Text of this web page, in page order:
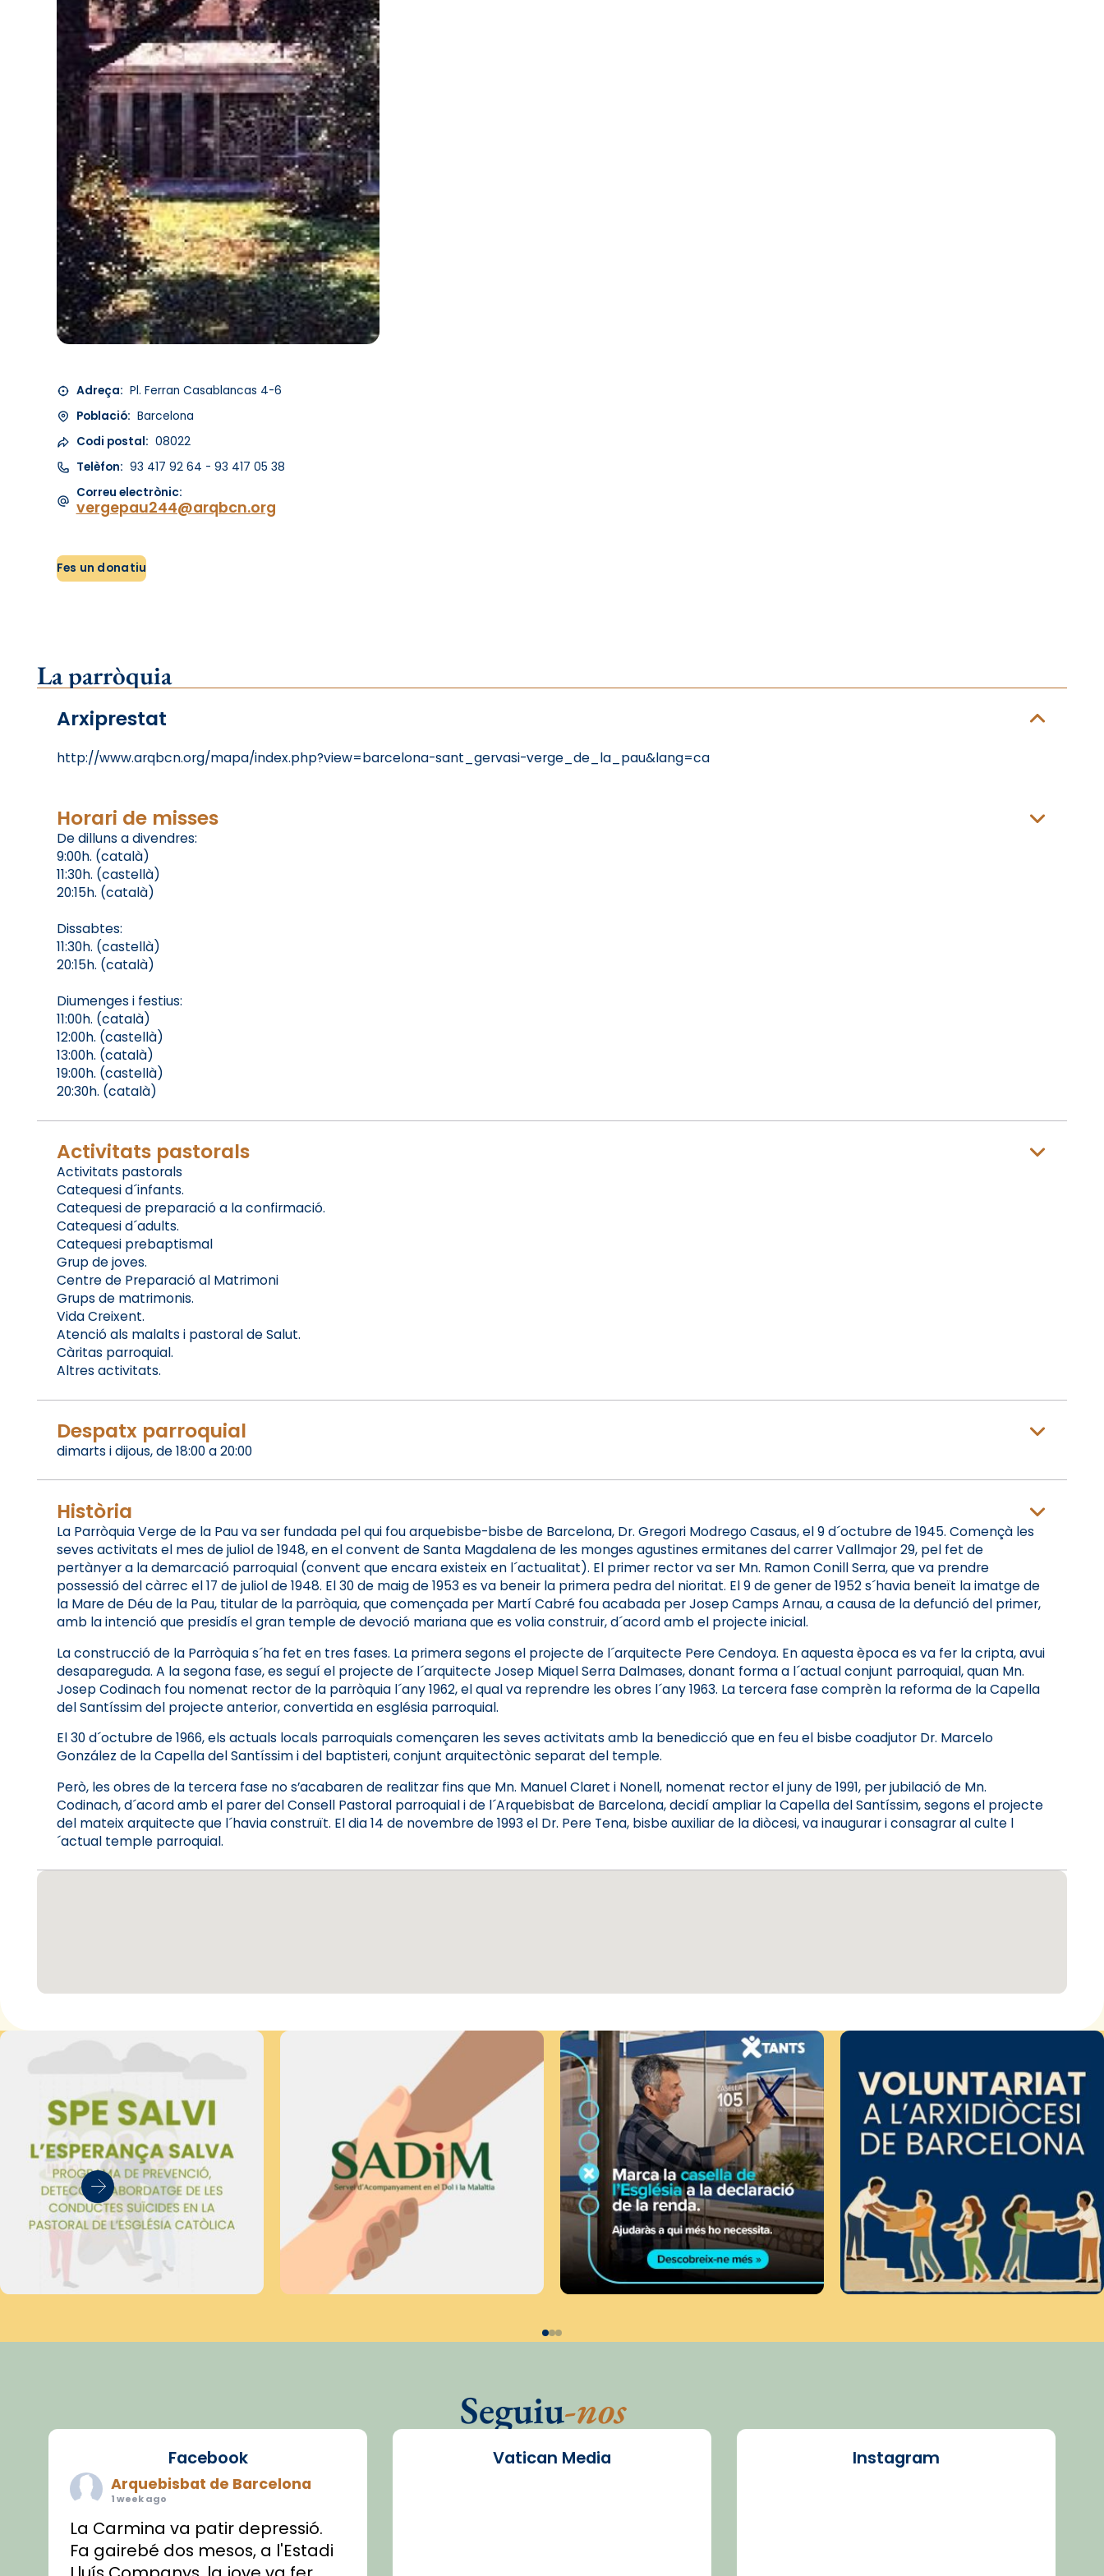
Adreça: Pl. Ferran Casablancas 4-6
Població: Barcelona
Codi postal: 08022
Telèfon: 93 417 92 64 - 93 417 05 38
Correu electrònic:
vergepau244@arqbcn.org
Fes un donatiu
La parròquia
Arxiprestat
http://www.arqbcn.org/mapa/index.php?view=barcelona-sant_gervasi-verge_de_la_pau&lang=ca
Horari de misses
De dilluns a divendres:
9:00h. (català)
11:30h. (castellà)
20:15h. (català)
Dissabtes:
11:30h. (castellà)
20:15h. (català)
Diumenges i festius:
11:00h. (català)
12:00h. (castellà)
13:00h. (català)
19:00h. (castellà)
20:30h. (català)
Activitats pastorals
Activitats pastorals
Catequesi d´infants.
Catequesi de preparació a la confirmació.
Catequesi d´adults.
Catequesi prebaptismal
Grup de joves.
Centre de Preparació al Matrimoni
Grups de matrimonis.
Vida Creixent.
Atenció als malalts i pastoral de Salut.
Càritas parroquial.
Altres activitats.
Despatx parroquial
dimarts i dijous, de 18:00 a 20:00
Història
La Parròquia Verge de la Pau va ser fundada pel qui fou arquebisbe-bisbe de Barcelona, Dr. Gregori Modrego Casaus, el 9 d´octubre de 1945. Començà les
seves activitats el mes de juliol de 1948, en el convent de Santa Magdalena de les monges agustines ermitanes del carrer Vallmajor 29, pel fet de
pertànyer a la demarcació parroquial (convent que encara existeix en l´actualitat). El primer rector va ser Mn. Ramon Conill Serra, que va prendre
possessió del càrrec el 17 de juliol de 1948. El 30 de maig de 1953 es va beneir la primera pedra del nioritat. El 9 de gener de 1952 s´havia beneït la imatge de
la Mare de Déu de la Pau, titular de la parròquia, que començada per Martí Cabré fou acabada per Josep Camps Arnau, a causa de la defunció del primer,
amb la intenció que presidís el gran temple de devoció mariana que es volia construir, d´acord amb el projecte inicial.
La construcció de la Parròquia s´ha fet en tres fases. La primera segons el projecte de l´arquitecte Pere Cendoya. En aquesta època es va fer la cripta, avui
desapareguda. A la segona fase, es seguí el projecte de l´arquitecte Josep Miquel Serra Dalmases, donant forma a l´actual conjunt parroquial, quan Mn.
Josep Codinach fou nomenat rector de la parròquia l´any 1962, el qual va reprendre les obres l´any 1963. La tercera fase comprèn la reforma de la Capella
del Santíssim del projecte anterior, convertida en església parroquial.
El 30 d´octubre de 1966, els actuals locals parroquials començaren les seves activitats amb la benedicció que en feu el bisbe coadjutor Dr. Marcelo
González de la Capella del Santíssim i del baptisteri, conjunt arquitectònic separat del temple.
Però, les obres de la tercera fase no s’acabaren de realitzar fins que Mn. Manuel Claret i Nonell, nomenat rector el juny de 1991, per jubilació de Mn.
Codinach, d´acord amb el parer del Consell Pastoral parroquial i de l´Arquebisbat de Barcelona, decidí ampliar la Capella del Santíssim, segons el projecte
del mateix arquitecte que l´havia construït. El dia 14 de novembre de 1993 el Dr. Pere Tena, bisbe auxiliar de la diòcesi, va inaugurar i consagrar al culte l
´actual temple parroquial.
Seguiu-nos
Facebook
Arquebisbat de Barcelona
1 week ago
La Carmina va patir depressió.
Fa gairebé dos mesos, a l'Estadi
Vatican Media Instagram